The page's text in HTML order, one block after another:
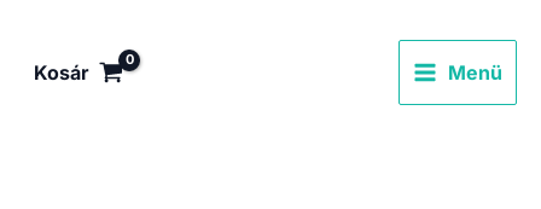
content
Kosár Menü